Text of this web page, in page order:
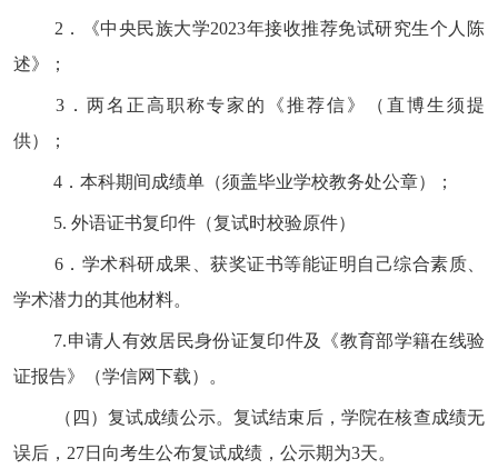
2．《中央民族大学2023年接收推荐免试研究生个人陈
述》；
3 ．两名正高职称专家的《推荐信》（直博生须提
供）；
4 ．本科期间成绩单（须盖毕业学校教务处公章）；
5. 外语证书复印件（复试时校验原件）
6．学术科研成果、获奖证书等能证明自己综合素质、
学术潜力的其他材料。
7.申请人有效居民身份证复印件及《教育部学籍在线验
证报告》（学信网下载）。
（四）复试成绩公示。复试结束后，学院在核查成绩无
误后， 27日向考生公布复试成绩，公示期为3天。